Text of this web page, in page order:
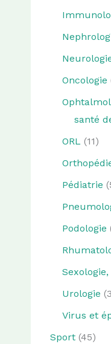
Oncologie
santé
ORL (11)
Pédiatrie
Podologie
Urologie
Virus et
Sport (45)